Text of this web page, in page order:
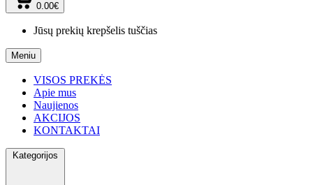
0.00€
Jūsų prekių krepšelis tuščias
Meniu
VISOS PREKĖS
Apie mus
Naujienos
AKCIJOS
KONTAKTAI
Kategorijos